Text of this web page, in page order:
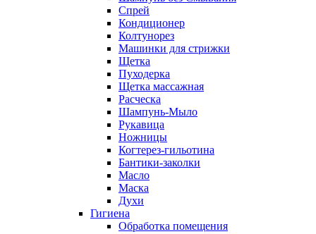
Спрей
Кондиционер
Колтунорез
Машинки для стрижки
Щетка
Пуходерка
Щетка массажная
Расческа
Шампунь-Мыло
Рукавица
Ножницы
Когтерез-гильотина
Бантики-заколки
Масло
Маска
Духи
Гигиена
Обработка помещения